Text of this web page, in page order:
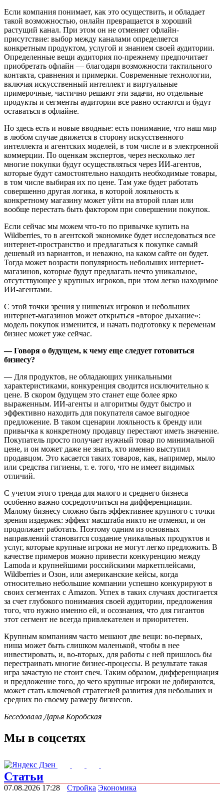
Если компания понимает, как это осуществить, и обладает
такой возможностью, онлайн превращается в хороший
растущий канал. При этом он не отменяет офлайн-
присутствие: выбор между каналами определяется
конкретным продуктом, услугой и знанием своей аудитории.
Определенные вещи аудитория по-прежнему предпочитает
приобретать офлайн — благодаря возможности тактильного
контакта, сравнения и примерки. Современные технологии,
включая искусственный интеллект и виртуальные
примерочные, частично решают эти задачи, но отдельные
продукты и сегменты аудитории все равно остаются и будут
оставаться в офлайне.
Но здесь есть и новые вводные: есть понимание, что наш мир
в любом случае движется в сторону искусственного
интеллекта и агентских моделей, в том числе и в электронной
коммерции. По оценкам экспертов, через несколько лет
многие покупки будут осуществляться через ИИ-агентов,
которые будут самостоятельно находить необходимые товары,
в том числе выбирая их по цене. Там уже будет работать
совершенно другая логика, в которой лояльность к
конкретному магазину может уйти на второй план или
вообще перестать быть фактором при совершении покупок.
Если сейчас мы можем что-то по привычке купить на
Wildberries, то в агентской экономике будет исследоваться все
интернет-пространство и предлагаться к покупке самый
дешевый из вариантов, и неважно, на каком сайте он будет.
Тогда может возрасти популярность небольших интернет-
магазинов, которые будут предлагать нечто уникальное,
отсутствующее у крупных игроков, при этом легко находимое
ИИ-агентами.
С этой точки зрения у нишевых игроков и небольших
интернет-магазинов может открыться «второе дыхание»:
модель покупок изменится, и начать подготовку к переменам
бизнес может уже сейчас.
— Говоря о будущем, к чему еще следует готовиться
бизнесу?
— Для продуктов, не обладающих уникальными
характеристиками, конкуренция сводится исключительно к
цене. В скором будущем это станет еще более ярко
выраженным. ИИ-агенты и алгоритмы будут быстро и
эффективно находить для покупателя самое выгодное
предложение. В таком сценарии лояльность к бренду или
привычка к конкретному продавцу перестают иметь значение.
Покупатель просто получает нужный товар по минимальной
цене, и он может даже не знать, кто именно выступил
продавцом. Это касается таких товаров, как, например, мыло
или средства гигиены, т. е. того, что не имеет видимых
отличий.
С учетом этого тренда для малого и среднего бизнеса
особенно важно сосредоточиться на дифференциации.
Малому бизнесу сложно быть эффективнее крупного с точки
зрения издержек: эффект масштаба никто не отменял, и он
продолжает работать. Поэтому одним из основных
направлений становится создание уникальных продуктов и
услуг, которые крупные игроки не могут легко предложить. В
качестве примеров можно привести конкуренцию между
Lamoda и крупнейшими российскими маркетплейсами,
Wildberries и Озон, или американские кейсы, когда
относительно небольшие компании успешно конкурируют в
своих сегментах с Amazon. Успех в таких случаях достигается
за счет глубокого понимания своей аудитории, предложения
того, что нужно именно ей, и осознания, что для гигантов
этот сегмент не всегда привлекателен и приоритетен.
Крупным компаниям часто мешают две вещи: во-первых,
ниша может быть слишком маленькой, чтобы в нее
инвестировать, и, во-вторых, для работы с ней пришлось бы
перестраивать многие бизнес-процессы. В результате такая
игра зачастую не стоит свеч. Таким образом, дифференциация
и предложение того, до чего крупные игроки не добираются,
может стать ключевой стратегией развития для небольших и
средних по своему размеру бизнесов.
Беседовала Дарья Коробская
Мы в соцсетях
Статьи
07.08.2026 17:28 Стройка Экономика